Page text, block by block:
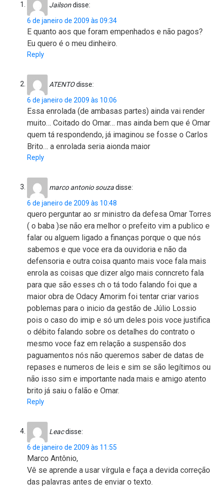
Jailsondisse:
6 de janeiro de 2009 às 09:34
E quanto aos que foram empenhados e não pagos?
Eu quero é o meu dinheiro.
Reply
ATENTOdisse:
6 de janeiro de 2009 às 10:06
Essa enrolada (de ambasas partes) ainda vai render
muito… Coitado do Omar… mas ainda bem que é Omar
quem tá respondendo, já imaginou se fosse o Carlos
Brito… a enrolada seria aionda maior
Reply
marco antonio souzadisse:
6 de janeiro de 2009 às 10:48
quero perguntar ao sr ministro da defesa Omar Torres
( o baba )se não era melhor o prefeito vim a publico e
falar ou alguem ligado a finanças porque o que nós
sabemos e que voce era da ouvidoria e não da
defensoria e outra coisa quanto mais voce fala mais
enrola as coisas que dizer algo mais conncreto fala
para que são esses ch o tá todo falando foi que a
maior obra de Odacy Amorim foi tentar criar varios
poblemas para o inicio da gestão de Júlio Lossio
pois o caso do imip e só um deles pois voce justifica
o débito falando sobre os detalhes do contrato o
mesmo voce faz em relação a suspensão dos
paguamentos nós não queremos saber de datas de
repases e numeros de leis e sim se são legítimos ou
não isso sim e importante nada mais e amigo atento
brito já saiu o falão e Omar.
Reply
Leacdisse:
6 de janeiro de 2009 às 11:55
Marco Antônio,
Vê se aprende a usar vírgula e faça a devida correção
das palavras antes de enviar o texto.